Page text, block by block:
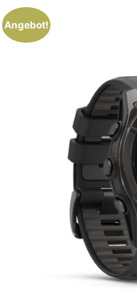
Angebot!